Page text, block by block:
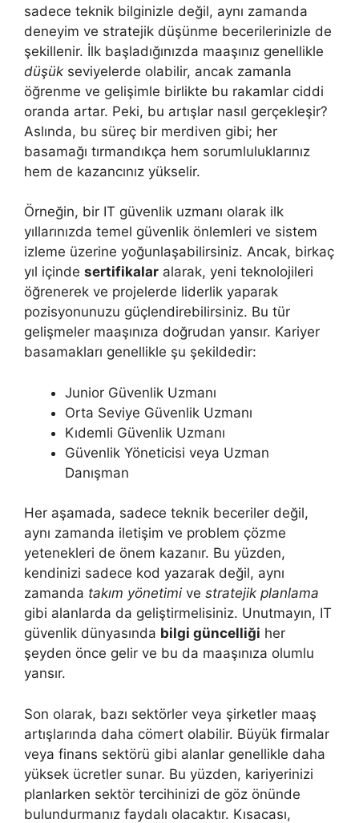
sadece teknik bilginizle değil, aynı zamanda
deneyim ve stratejik düşünme becerilerinizle de
şekillenir. İlk başladığınızda maaşınız genellikle
düşük seviyelerde olabilir, ancak zamanla
öğrenme ve gelişimle birlikte bu rakamlar ciddi
oranda artar. Peki, bu artışlar nasıl gerçekleşir?
Aslında, bu süreç bir merdiven gibi; her
basamağı tırmandıkça hem sorumluluklarınız
hem de kazancınız yükselir.
Örneğin, bir IT güvenlik uzmanı olarak ilk
yıllarınızda temel güvenlik önlemleri ve sistem
izleme üzerine yoğunlaşabilirsiniz. Ancak, birkaç
yıl içinde sertifikalar alarak, yeni teknolojileri
öğrenerek ve projelerde liderlik yaparak
pozisyonunuzu güçlendirebilirsiniz. Bu tür
gelişmeler maaşınıza doğrudan yansır. Kariyer
basamakları genellikle şu şekildedir:
Junior Güvenlik Uzmanı
Orta Seviye Güvenlik Uzmanı
Kıdemli Güvenlik Uzmanı
Güvenlik Yöneticisi veya Uzman
Danışman
Her aşamada, sadece teknik beceriler değil,
aynı zamanda iletişim ve problem çözme
yetenekleri de önem kazanır. Bu yüzden,
kendinizi sadece kod yazarak değil, aynı
zamanda takım yönetimi ve stratejik planlama
gibi alanlarda da geliştirmelisiniz. Unutmayın, IT
güvenlik dünyasında bilgi güncelliği her
şeyden önce gelir ve bu da maaşınıza olumlu
yansır.
Son olarak, bazı sektörler veya şirketler maaş
artışlarında daha cömert olabilir. Büyük firmalar
veya finans sektörü gibi alanlar genellikle daha
yüksek ücretler sunar. Bu yüzden, kariyerinizi
planlarken sektör tercihinizi de göz önünde
bulundurmanız faydalı olacaktır. Kısacası,